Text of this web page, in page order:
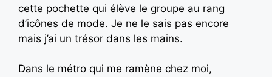
cette pochette qui élève le groupe au rang
d’icônes de mode. Je ne le sais pas encore
mais j’ai un trésor dans les mains.
Dans le métro qui me ramène chez moi,